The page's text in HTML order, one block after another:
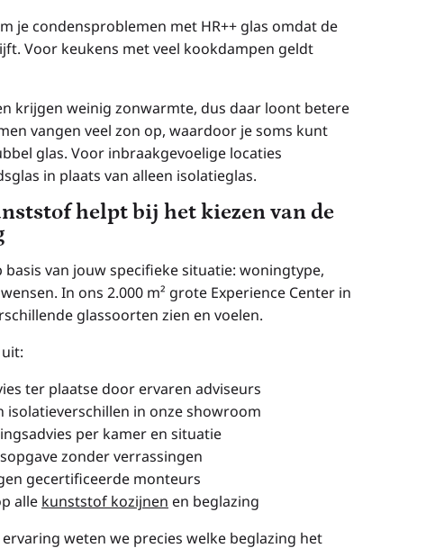
je condensproblemen met HR++ glas omdat de
Voor keukens met veel kookdampen geldt
krijgen weinig zonwarmte, dus daar loont betere
vangen veel zon op, waardoor je soms kunt
glas. Voor inbraakgevoelige locaties
in plaats van alleen isolatieglas.
helpt bij het kiezen van de
van jouw specifieke situatie: woningtype,
In ons 2.000 m² grote Experience Center in
glassoorten zien en voelen.
ter plaatse door ervaren adviseurs
isolatieverschillen in onze showroom
per kamer en situatie
zonder verrassingen
gecertificeerde monteurs
alle kunststof kozijnen en beglazing
weten we precies welke beglazing het